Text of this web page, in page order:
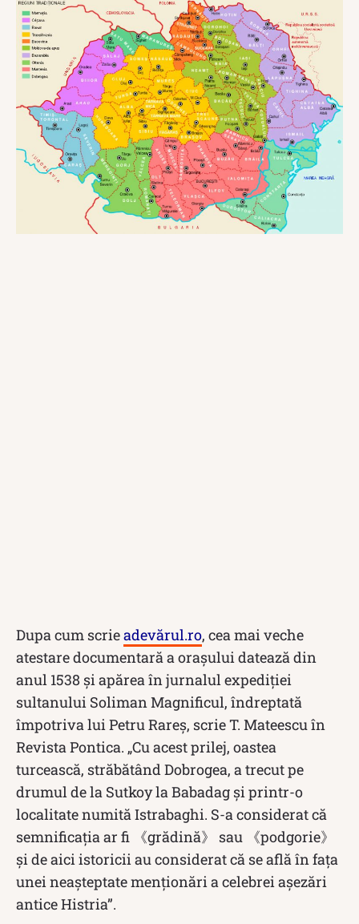
Dupa cum scrieadevărul.ro, cea mai veche
atestare documentară a oraşului datează din
anul 1538 și apărea în jurnalul expediţiei
sultanului Soliman Magnificul, îndreptată
împotriva lui Petru Rareş, scrie T. Mateescu în
Revista Pontica. „Cu acest prilej, oastea
turcească, străbătând Dobrogea, a trecut pe
drumul de la Sutkoy la Babadag şi printr-o
localitate numită Istrabaghi. S-a considerat că
semnificaţia ar fi 《grădină》 sau 《podgorie》
şi de aici istoricii au considerat că se află în faţa
unei neaşteptate menţionări a celebrei aşezări
antice Histria”.